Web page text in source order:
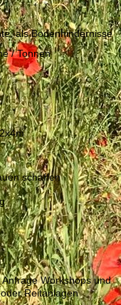
als Bodenhindernisse
/ Tonnen
schaffen
Workshops und
oder Reitanlagen